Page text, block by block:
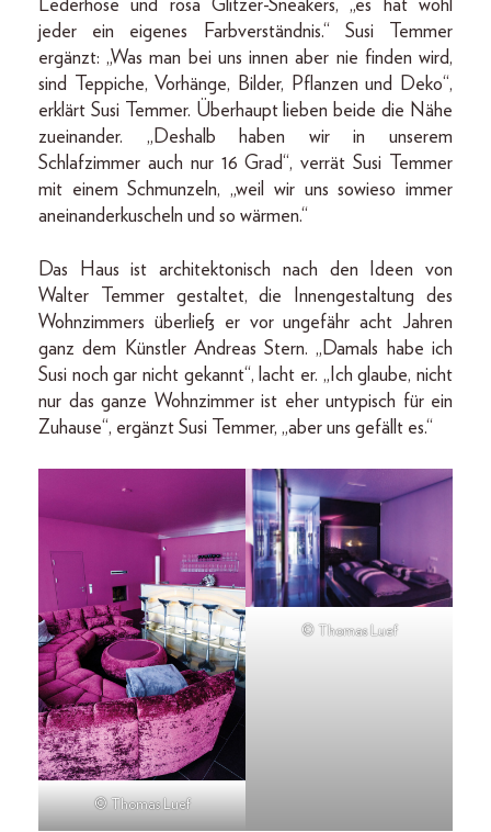
Lederhose und rosa Glitzer-Sneakers, „es hat wohl
jeder ein eigenes Farbverständnis.“ Susi Temmer
ergänzt: „Was man bei uns innen aber nie finden wird,
sind Teppiche, Vorhänge, Bilder, Pflanzen und Deko“,
erklärt Susi Temmer. Überhaupt lieben beide die Nähe
zueinander. „Deshalb haben wir in unserem
Schlafzimmer auch nur 16 Grad“, verrät Susi Temmer
mit einem Schmunzeln, „weil wir uns sowieso immer
aneinanderkuscheln und so wärmen.“
Das Haus ist architektonisch nach den Ideen von
Walter Temmer gestaltet, die Innengestaltung des
Wohnzimmers überließ er vor ungefähr acht Jahren
ganz dem Künstler Andreas Stern. „Damals habe ich
Susi noch gar nicht gekannt“, lacht er. „Ich glaube, nicht
nur das ganze Wohnzimmer ist eher untypisch für ein
Zuhause“, ergänzt Susi Temmer, „aber uns gefällt es.“
© Thomas Luef
© Thomas Luef